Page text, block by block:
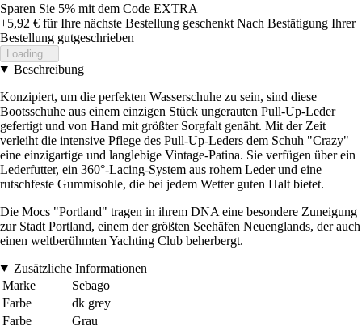
Sparen Sie 5% mit dem Code EXTRA
+5,92 € für Ihre nächste Bestellung geschenkt Nach Bestätigung Ihrer
Bestellung gutgeschrieben
Loading...
Beschreibung
Konzipiert, um die perfekten Wasserschuhe zu sein, sind diese
Bootsschuhe aus einem einzigen Stück ungerauten Pull-Up-Leder
gefertigt und von Hand mit größter Sorgfalt genäht. Mit der Zeit
verleiht die intensive Pflege des Pull-Up-Leders dem Schuh "Crazy"
eine einzigartige und langlebige Vintage-Patina. Sie verfügen über ein
Lederfutter, ein 360°-Lacing-System aus rohem Leder und eine
rutschfeste Gummisohle, die bei jedem Wetter guten Halt bietet.
Die Mocs "Portland" tragen in ihrem DNA eine besondere Zuneigung
zur Stadt Portland, einem der größten Seehäfen Neuenglands, der auch
einen weltberühmten Yachting Club beherbergt.
Zusätzliche Informationen
Marke
Sebago
Farbe
dk grey
Farbe
Grau